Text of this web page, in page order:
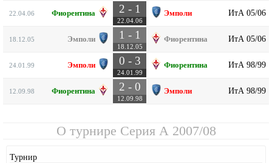
22.04.06 Фиорентина 2 - 1
22.04.06
Эмполи ИтА 05/06
18.12.05 Эмполи 1 - 1
18.12.05
Фиорентина ИтА 05/06
24.01.99 Эмполи 0 - 3
24.01.99
Фиорентина ИтА 98/99
12.09.98 Фиорентина 2 - 0
12.09.98
Эмполи ИтА 98/99
О турнире Серия А 2007/08
Турнир